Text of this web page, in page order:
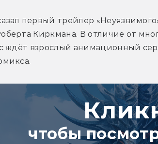
первый трейлер
Киркмана. В отличие от
ждёт взрослый анимационный
чтобы